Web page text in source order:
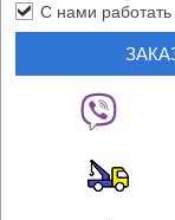
С нами